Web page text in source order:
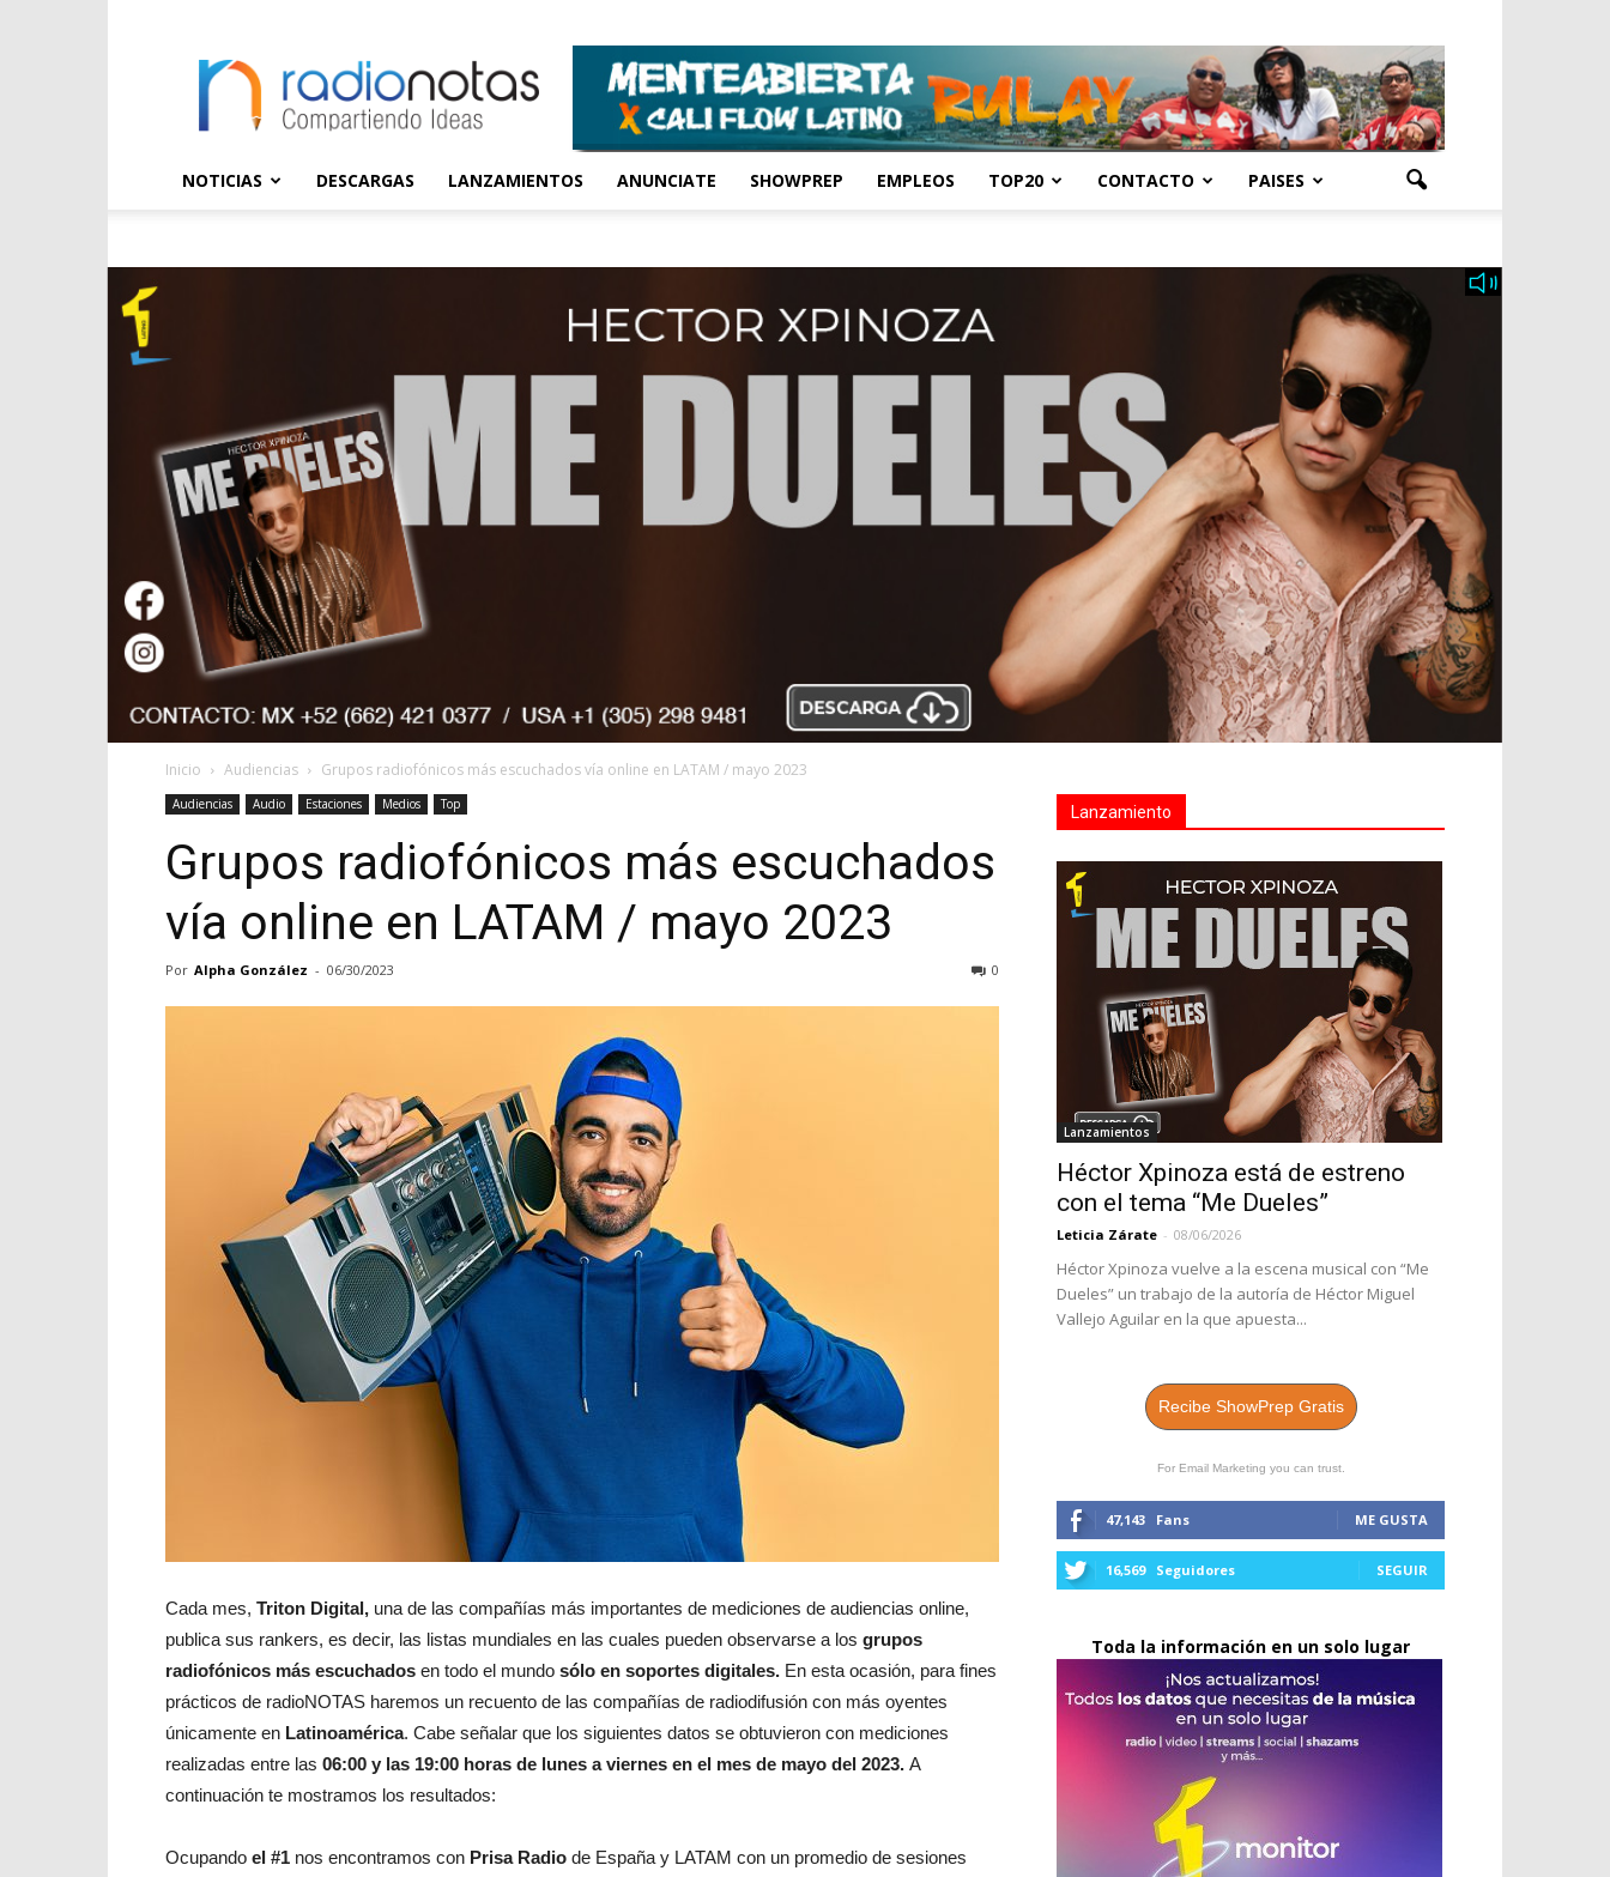
NOTICIAS DESCARGAS LANZAMIENTOS ANUNCIATE SHOWPREP EMPLEOS TOP20 CONTACTO PAISES
Inicio Audiencias Grupos radiofónicos más escuchados vía online en LATAM / mayo 2023
Audiencias Audio Estaciones Medios Top
Grupos radiofónicos más escuchados
vía online en LATAM / mayo 2023
Por Alpha González - 06/30/2023 0
Cada mes, Triton Digital, una de las compañías más importantes de mediciones de audiencias online,
publica sus rankers, es decir, las listas mundiales en las cuales pueden observarse a los grupos
radiofónicos más escuchados en todo el mundo sólo en soportes digitales. En esta ocasión, para fines
prácticos de radioNOTAS haremos un recuento de las compañías de radiodifusión con más oyentes
únicamente en Latinoamérica. Cabe señalar que los siguientes datos se obtuvieron con mediciones
realizadas entre las 06:00 y las 19:00 horas de lunes a viernes en el mes de mayo del 2023. A
continuación te mostramos los resultados:
Ocupando el #1 nos encontramos con Prisa Radio de España y LATAM con un promedio de sesiones
Lanzamiento
Lanzamientos
Héctor Xpinoza está de estreno
con el tema “Me Dueles”
Leticia Zárate - 08/06/2026
Héctor Xpinoza vuelve a la escena musical con “Me
Dueles” un trabajo de la autoría de Héctor Miguel
Vallejo Aguilar en la que apuesta...
Recibe ShowPrep Gratis
For Email Marketing you can trust.
47,143 Fans ME GUSTA
16,569 Seguidores SEGUIR
Toda la información en un solo lugar